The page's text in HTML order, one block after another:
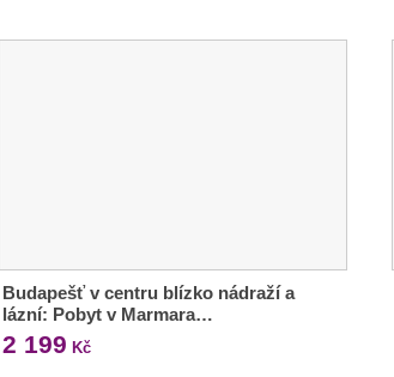
Budapešť v centru blízko nádraží a
lázní: Pobyt v Marmara…
2 199 Kč